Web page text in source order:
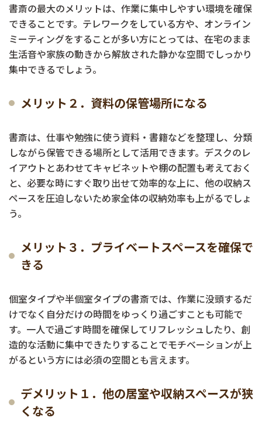
書斎の最大のメリットは、作業に集中しやすい環境を確保
できることです。テレワークをしている方や、オンライン
ミーティングをすることが多い方にとっては、在宅のまま
生活音や家族の動きから解放された静かな空間でしっかり
集中できるでしょう。
メリット２．資料の保管場所になる
書斎は、仕事や勉強に使う資料・書籍などを整理し、分類
しながら保管できる場所として活用できます。デスクのレ
イアウトとあわせてキャビネットや棚の配置も考えておく
と、必要な時にすぐ取り出せて効率的な上に、他の収納ス
ペースを圧迫しないため家全体の収納効率も上がるでしょ
う。
メリット３．プライベートスペースを確保で
きる
個室タイプや半個室タイプの書斎では、作業に没頭するだ
けでなく自分だけの時間をゆっくり過ごすことも可能で
す。一人で過ごす時間を確保してリフレッシュしたり、創
造的な活動に集中できたりすることでモチベーションが上
がるという方には必須の空間とも言えます。
デメリット１．他の居室や収納スペースが狭
くなる